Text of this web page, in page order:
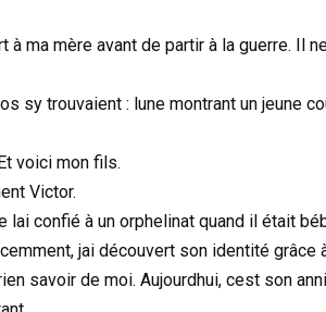
ma mère avant de partir à la guerre. Il
sy trouvaient : lune montrant un jeune
voici mon fils.
Victor.
confié à un orphelinat quand il était
jai découvert son identité grâce
savoir de moi. Aujourdhui, cest son